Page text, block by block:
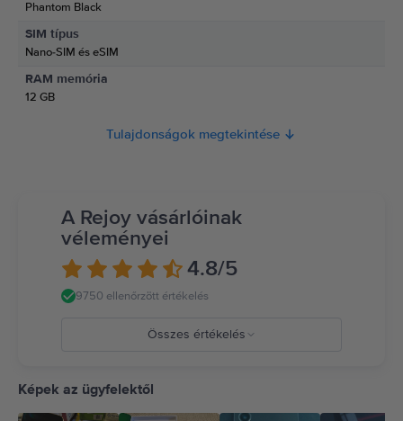
Információk a termékre vonatkozó biztonsági figyelmeztetésekről.
Olvasd el a kézikönyvet.
Phantom Black
SIM típus
Nano-SIM és eSIM
RAM memória
12 GB
Tulajdonságok megtekintése
A Rejoy vásárlóinak
véleményei
4.8/5
9750 ellenőrzött értékelés
Összes értékelés
Képek az ügyfelektől